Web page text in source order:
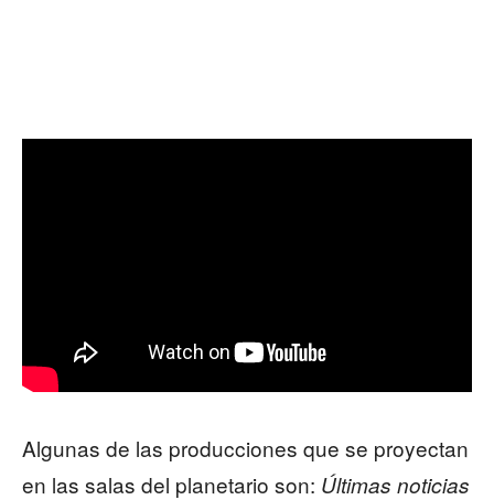
Algunas de las producciones que se proyectan
en las salas del planetario son: Últimas noticias